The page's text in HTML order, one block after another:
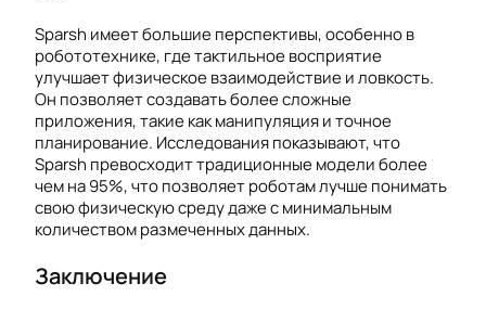
Sparsh имеет большие перспективы, особенно в
робототехнике, где тактильное восприятие
улучшает физическое взаимодействие и ловкость.
Он позволяет создавать более сложные
приложения, такие как манипуляция и точное
планирование. Исследования показывают, что
Sparsh превосходит традиционные модели более
чем на 95%, что позволяет роботам лучше понимать
свою физическую среду даже с минимальным
количеством размеченных данных.
Заключение